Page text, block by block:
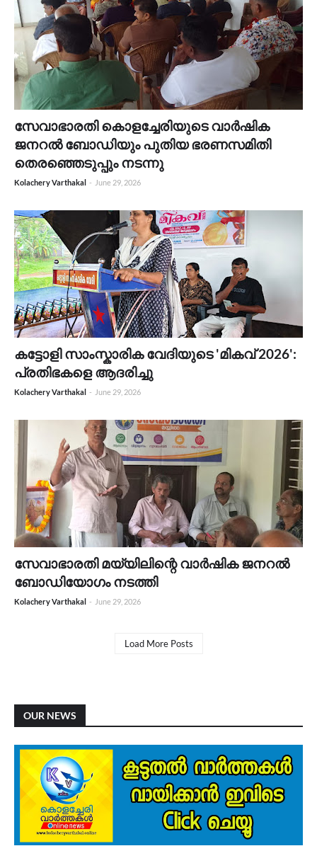
സേവാഭാരതി കൊളച്ചേരിയുടെ വാർഷിക
ജനറൽ ബോഡിയും പുതിയ ഭരണസമിതി
തെരഞ്ഞെടുപ്പും നടന്നു
Kolachery Varthakal - June 29, 2026
കട്ടോളി സാംസ്കാരിക വേദിയുടെ 'മികവ് 2026':
പ്രതിഭകളെ ആദരിച്ചു
Kolachery Varthakal - June 29, 2026
സേവാഭാരതി മയ്യിലിന്റെ വാർഷിക ജനറൽ
ബോഡിയോഗം നടത്തി
Kolachery Varthakal - June 29, 2026
Load More Posts
OUR NEWS